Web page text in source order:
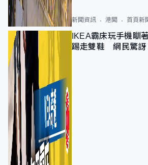
新聞資訊 港聞 首頁新
IKEA霸床玩手機瞓
踢走雙鞋 網民驚訝